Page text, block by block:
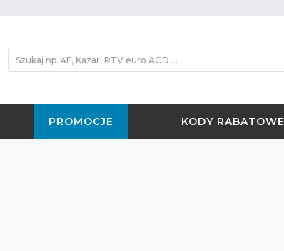
PROMOCJE KODY RABATOWE